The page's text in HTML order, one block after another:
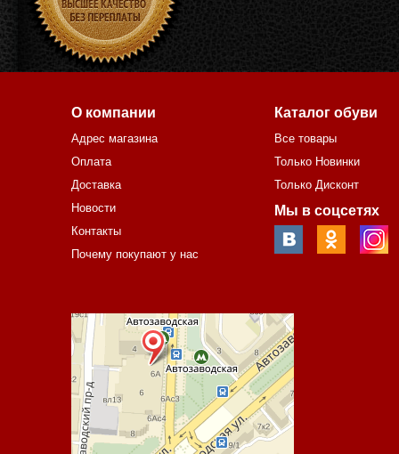
О компании
Адрес магазина
Оплата
Доставка
Новости
Контакты
Почему покупают у нас
Каталог обуви
Все товары
Только Новинки
Только Дисконт
Мы в соцсетях